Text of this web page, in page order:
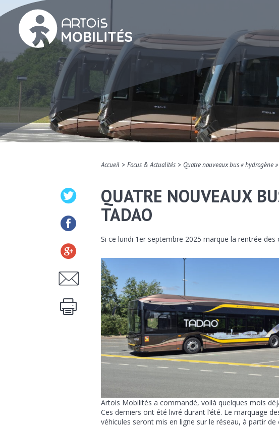
Accueil > Focus & Actualités > Quatre nouveaux bus « hydrogène »
QUATRE NOUVEAUX
TADAO
Si ce lundi 1er septembre 2025 marque la rentrée des
Artois Mobilités a commandé, voilà quelques mois
Ces derniers ont été livré durant l’été. Le marquage
véhicules seront mis en ligne sur le réseau, à partir